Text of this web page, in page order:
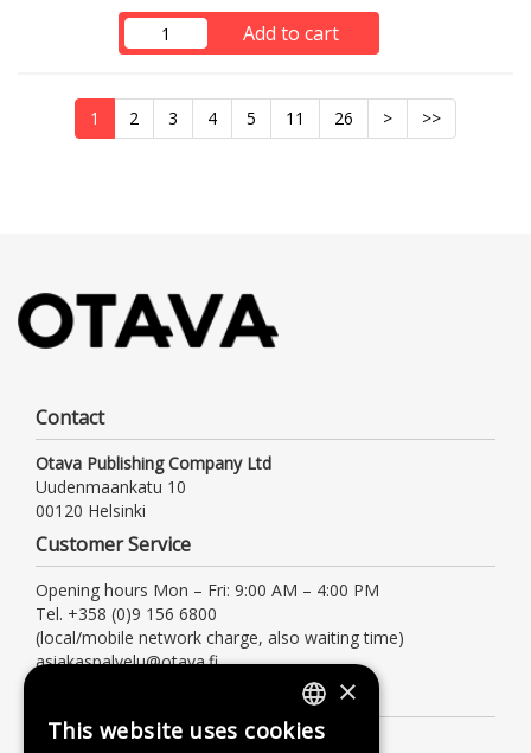
Add to cart
1 2 3 4 5 11 26 > >>
Contact
Otava Publishing Company Ltd
Uudenmaankatu 10
00120 Helsinki
Customer Service
Opening hours Mon – Fri: 9:00 AM – 4:00 PM
Tel. +358 (0)9 156 6800
(local/mobile network charge, also waiting time)
asiakaspalvelu@otava.fi
Terms of delivery FINNISH
×
This website uses cookies